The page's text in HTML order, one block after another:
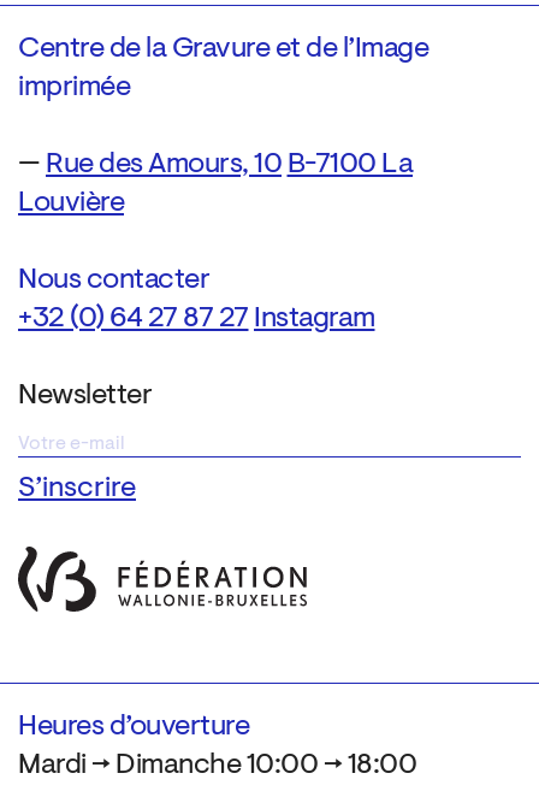
Centre de la Gravure et de l’Image
imprimée
— Rue des Amours, 10 B-7100 La
Louvière
Nous contacter
+32 (0) 64 27 87 27 Instagram
Newsletter
Heures d’ouverture
Mardi → Dimanche 10:00 → 18:00